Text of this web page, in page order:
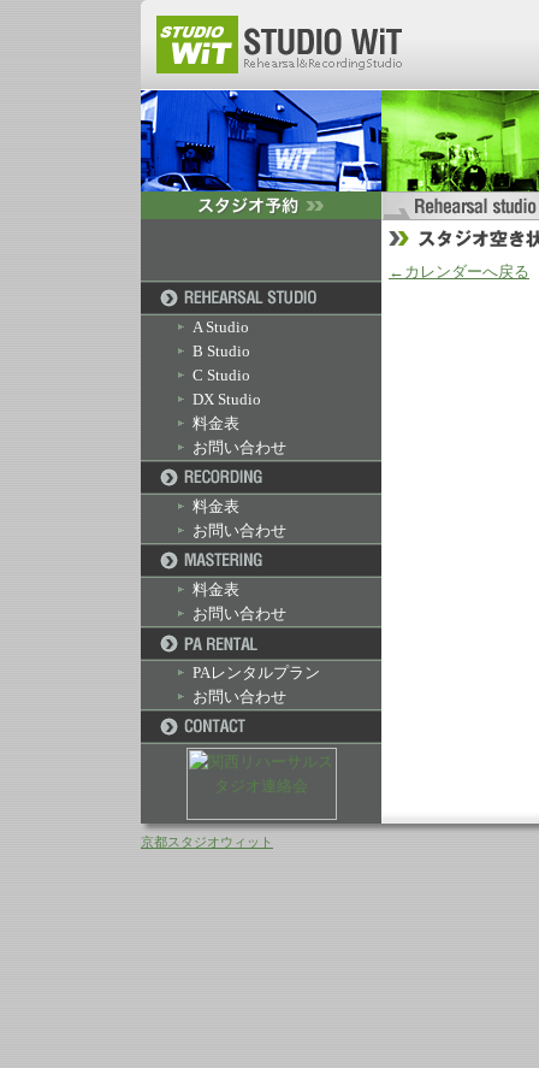
A Studio
B Studio
C Studio
DX Studio
料金表
お問い合わせ
料金表
お問い合わせ
料金表
お問い合わせ
PAレンタルプラン
お問い合わせ
←カレンダーへ戻る
京都スタジオウィット